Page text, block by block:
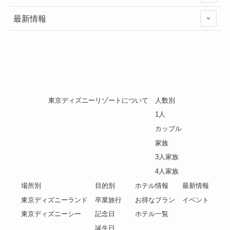
最新情報
東京ディズニーリゾートについて
人数別
1人
カップル
家族
3人家族
4人家族
場所別
東京ディズニーランド
東京ディズニーシー
目的別
卒業旅行
記念日
誕生日
ホテル情報
お得なプラン
ホテル一覧
最新情報
イベント